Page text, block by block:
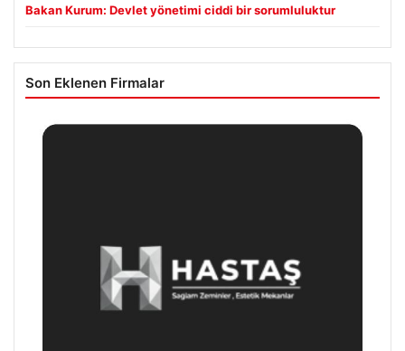
Bakan Kurum: Devlet yönetimi ciddi bir sorumluluktur
Son Eklenen Firmalar